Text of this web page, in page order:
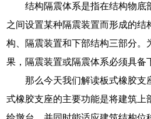
结构隔震体系是指在结构物底
之间设置某种隔震装置而形成的结
构、隔震装置和下部结构三部分。
果，隔震装置或隔震体系必须具备
那么今天我们解读板式橡胶支
式橡胶支座的主要功能是将建筑上